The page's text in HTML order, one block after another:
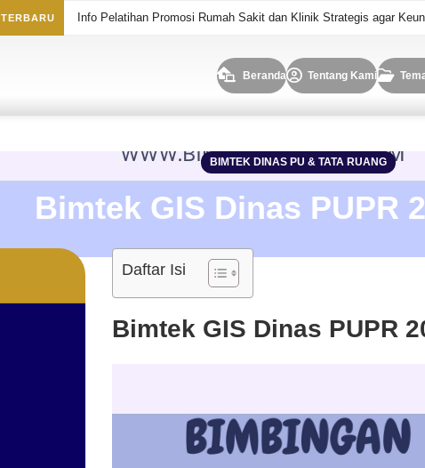
TERBARU Info Pelatihan Promosi Rumah Sakit dan Klinik Strategis agar
Beranda Tentang Kami
BIMTEK DINAS PU & TATA RUANG
Bimtek GIS Dinas PUPR
Daftar Isi
Bimtek GIS Dinas PUPR